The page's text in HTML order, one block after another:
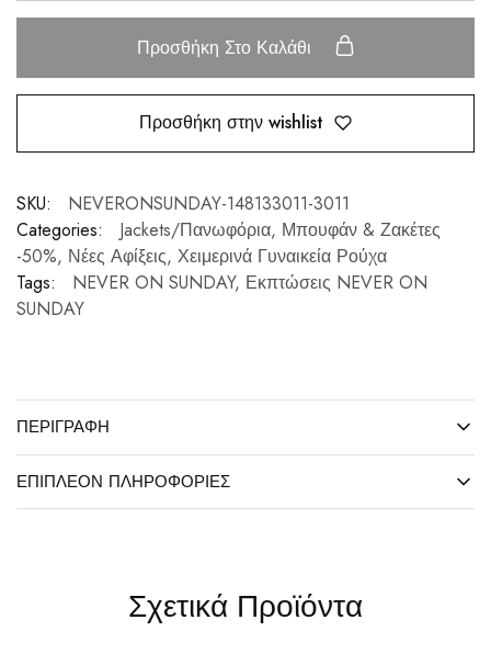
Προσθήκη Στο Καλάθι
Προσθήκη στην wishlist
SKU:
NEVERONSUNDAY-148133011-3011
Categories:
Jackets/Πανωφόρια, Μπουφάν & Ζακέτες
-50%, Νέες Αφίξεις, Χειμερινά Γυναικεία Ρούχα
Tags:
NEVER ON SUNDAY, Εκπτώσεις NEVER ON
SUNDAY
ΠΕΡΙΓΡΑΦΉ
ΕΠΙΠΛΈΟΝ ΠΛΗΡΟΦΟΡΊΕΣ
Σχετικά Προϊόντα